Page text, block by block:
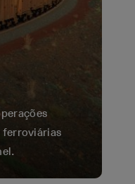
ferroviárias